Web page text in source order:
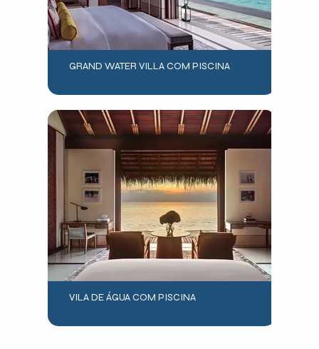
GRAND WATER VILLA COM PISCINA
VILA DE ÁGUA COM PISCINA